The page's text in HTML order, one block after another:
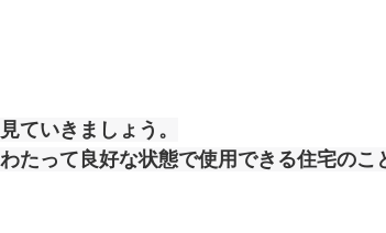
ていきましょう。
たって良好な状態で使用できる住宅のこ